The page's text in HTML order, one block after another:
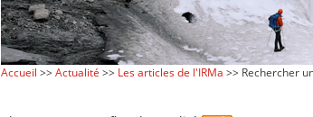
Accueil >>Actualité >> Les articles de l'IRMa >> Rechercher